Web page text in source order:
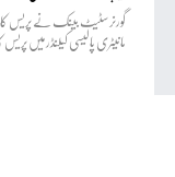
گورنر سٹیٹ بینک نے پریس
مانیٹری پالیسی کیلنڈر میں